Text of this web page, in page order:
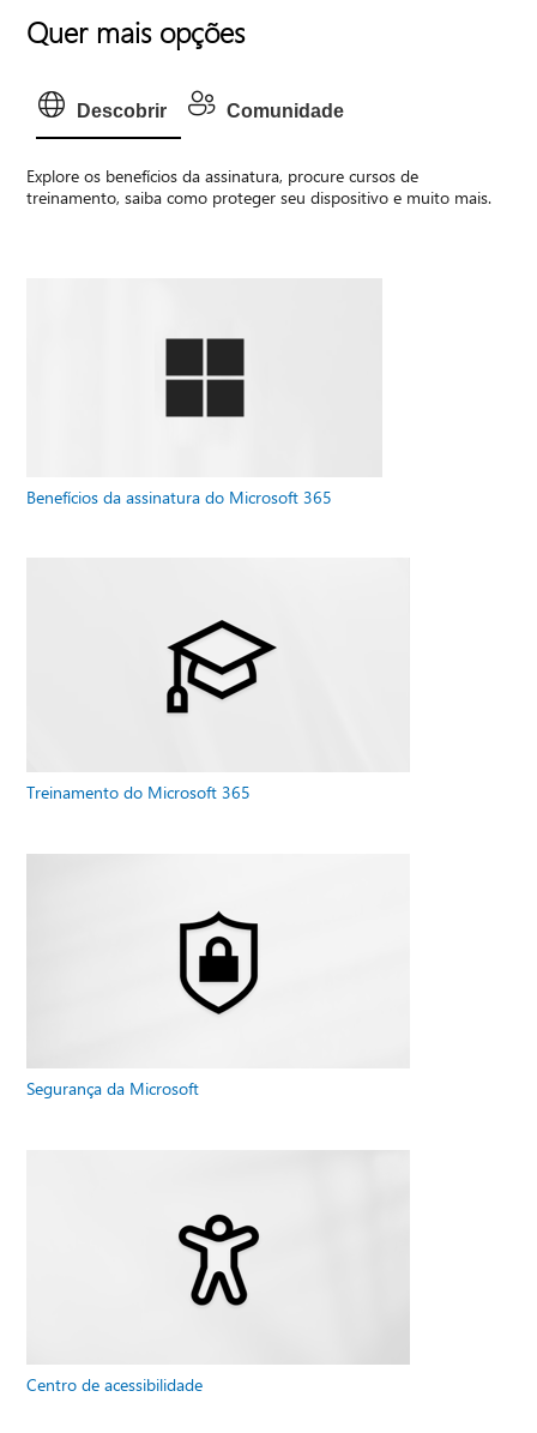
Quer mais opções
Descobrir Comunidade
Explore os benefícios da assinatura, procure cursos de
treinamento, saiba como proteger seu dispositivo e muito mais.
Benefícios da assinatura do Microsoft 365
Treinamento do Microsoft 365
Segurança da Microsoft
Centro de acessibilidade